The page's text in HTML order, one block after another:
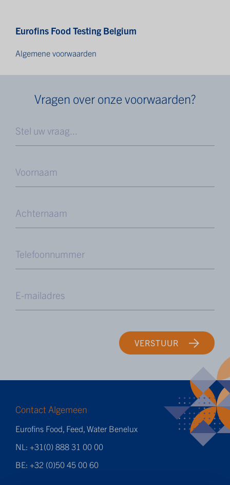
Eurofins Food Testing Belgium
Algemene voorwaarden
Vragen over onze voorwaarden?
VERSTUUR
Contact Algemeen
Eurofins Food, Feed, Water Benelux
NL: +31(0) 888 31 00 00
BE: +32 (0)50 45 00 60